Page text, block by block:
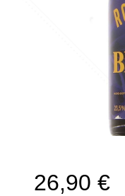
26,90 €